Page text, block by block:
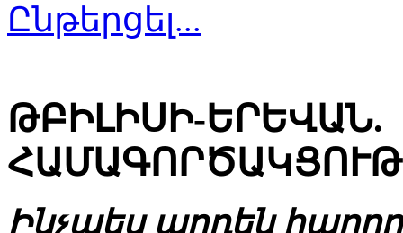
Ընթերցել...
ԹԲԻԼԻՍԻ-ԵՐԵՎԱՆ.
Ինչպես արդեն